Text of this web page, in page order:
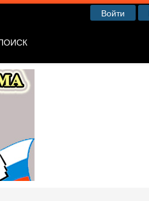
Войти